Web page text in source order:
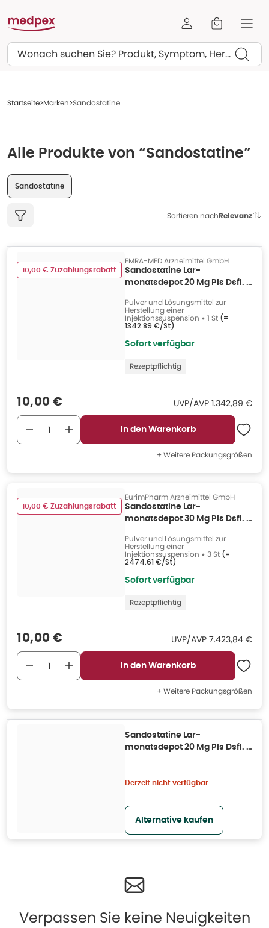
Suchen
Startseite Marken Sandostatine
Alle Produkte von “Sandostatine”
Sandostatine
Sortieren nachRelevanz
10,00 € Zuzahlungsrabatt
EMRA-MED Arzneimittel GmbH
Sandostatine Lar-
monatsdepot 20 Mg Pls Dsfl. 1
Pulver und Lösungsmittel zur
Herstellung einer
Injektionssuspension • 1 St (=
1342.89 €/St)
Sofort verfügbar
Rezeptpflichtig
Verkaufspreis
10,00 € UVP/AVP UVP/AVP:
1.342,89 €
In den Warenkorb
+ Weitere Packungsgrößen
10,00 € Zuzahlungsrabatt
EurimPharm Arzneimittel GmbH
Sandostatine Lar-
monatsdepot 30 Mg Pls Dsfl. 3
Pulver und Lösungsmittel zur
Herstellung einer
Injektionssuspension • 3 St (=
2474.61 €/St)
Sofort verfügbar
Rezeptpflichtig
Verkaufspreis
10,00 € UVP/AVP UVP/AVP
7.423,84 €
In den Warenkorb
+ Weitere Packungsgrößen
Sandostatine Lar-
monatsdepot 20 Mg Pls Dsfl. 1
Derzeit nicht verfügbar
Alternative kaufen
Verpassen Sie keine Neuigkeiten